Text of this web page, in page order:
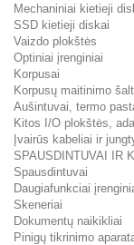
Mechaniniai kietieji
SSD kietieji diskai
Vaizdo plokštės
Optiniai įrenginiai
Korpusai
Korpusų maitinimo
Aušintuvai, termo
Kitos I/O plokštės,
Įvairūs kabeliai ir
SPAUSDINTUVAI IR
Spausdintuvai
Daugiafunkciai
Skeneriai
Dokumentų naikikliai
Pinigų tikrinimo